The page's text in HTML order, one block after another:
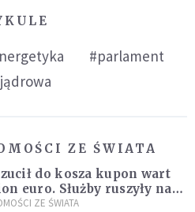
#parlament
ZE ŚWIATA
do kosza kupon wart
euro. Służby ruszyły na
ZE ŚWIATA